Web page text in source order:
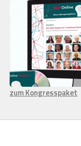
zum Kongresspaket